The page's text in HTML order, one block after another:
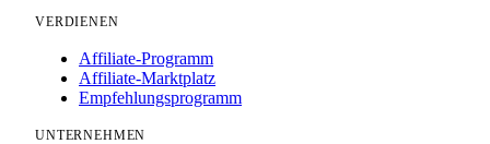
VERDIENEN
Affiliate-Programm
Affiliate-Marktplatz
Empfehlungsprogramm
UNTERNEHMEN